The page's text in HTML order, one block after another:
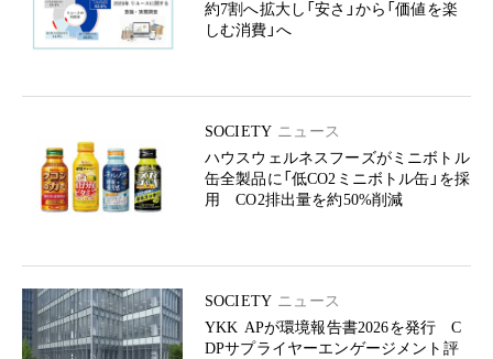
約7割へ拡大し「安さ」から「価値を楽
しむ消費」へ
SOCIETY ニュース
ハウスウェルネスフーズがミニボトル
缶全製品に「低CO2ミニボトル缶」を採
用 CO2排出量を約50%削減
SOCIETY ニュース
YKK APが環境報告書2026を発行 C
DPサプライヤーエンゲージメント評